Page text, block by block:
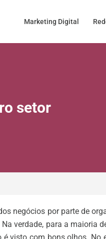
Marketing Digital
setor
negócios por parte de
verdade, para a maioria